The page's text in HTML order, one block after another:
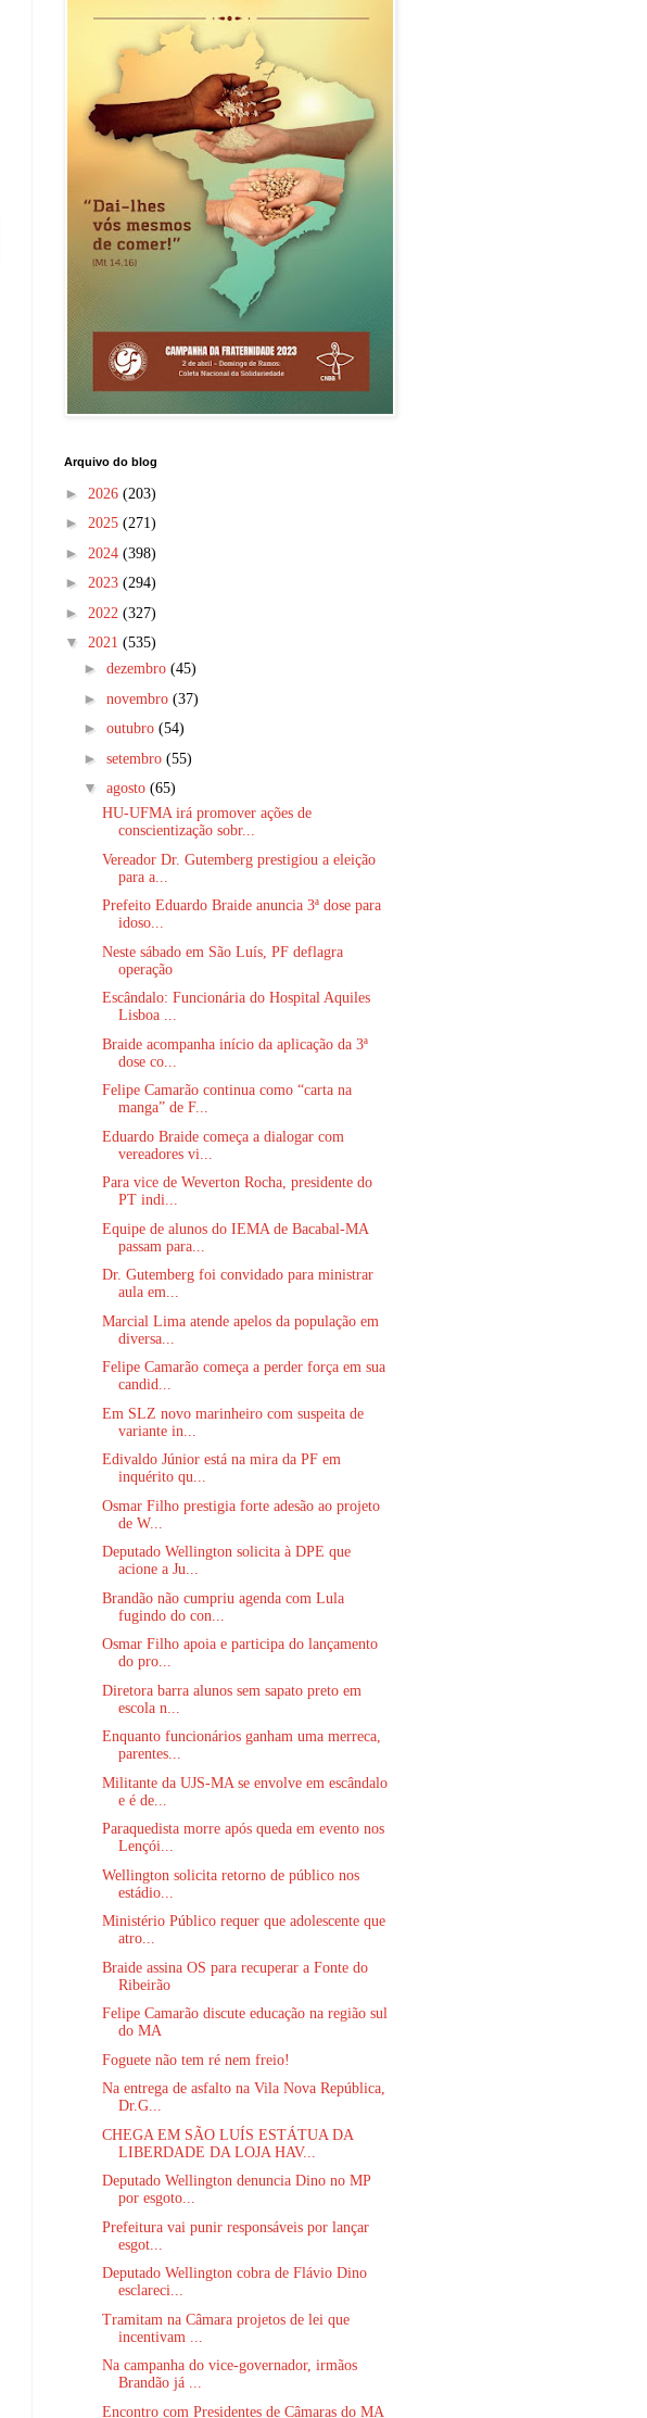
Arquivo do blog
► 2026 (203)
► 2025 (271)
► 2024 (398)
► 2023 (294)
► 2022 (327)
▼ 2021 (535)
► dezembro (45)
► novembro (37)
► outubro (54)
► setembro (55)
▼ agosto (65)
HU-UFMA irá promover ações de
conscientização sobr...
Vereador Dr. Gutemberg prestigiou a eleição
para a...
Prefeito Eduardo Braide anuncia 3ª dose para
idoso...
Neste sábado em São Luís, PF deflagra
operação
Escândalo: Funcionária do Hospital Aquiles
Lisboa ...
Braide acompanha início da aplicação da 3ª
dose co...
Felipe Camarão continua como “carta na
manga” de F...
Eduardo Braide começa a dialogar com
vereadores vi...
Para vice de Weverton Rocha, presidente do
PT indi...
Equipe de alunos do IEMA de Bacabal-MA
passam para...
Dr. Gutemberg foi convidado para ministrar
aula em...
Marcial Lima atende apelos da população em
diversa...
Felipe Camarão começa a perder força em sua
candid...
Em SLZ novo marinheiro com suspeita de
variante in...
Edivaldo Júnior está na mira da PF em
inquérito qu...
Osmar Filho prestigia forte adesão ao projeto
de W...
Deputado Wellington solicita à DPE que
acione a Ju...
Brandão não cumpriu agenda com Lula
fugindo do con...
Osmar Filho apoia e participa do lançamento
do pro...
Diretora barra alunos sem sapato preto em
escola n...
Enquanto funcionários ganham uma merreca,
parentes...
Militante da UJS-MA se envolve em escândalo
e é de...
Paraquedista morre após queda em evento nos
Lençói...
Wellington solicita retorno de público nos
estádio...
Ministério Público requer que adolescente que
atro...
Braide assina OS para recuperar a Fonte do
Ribeirão
Felipe Camarão discute educação na região sul
do MA
Foguete não tem ré nem freio!
Na entrega de asfalto na Vila Nova República,
Dr.G...
CHEGA EM SÃO LUÍS ESTÁTUA DA
LIBERDADE DA LOJA HAV...
Deputado Wellington denuncia Dino no MP
por esgoto...
Prefeitura vai punir responsáveis por lançar
esgot...
Deputado Wellington cobra de Flávio Dino
esclareci...
Tramitam na Câmara projetos de lei que
incentivam ...
Na campanha do vice-governador, irmãos
Brandão já ...
Encontro com Presidentes de Câmaras do MA